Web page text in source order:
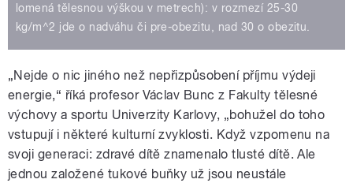
pause
lomená tělesnou výškou v metrech): v rozmezí 25-30
kg/m^2 jde o nadváhu či pre-obezitu, nad 30 o obezitu.
„Nejde o nic jiného než nepřizpůsobení příjmu výdeji
energie,“ říká profesor Václav Bunc z Fakulty tělesné
výchovy a sportu Univerzity Karlovy, „bohužel do toho
vstupují i některé kulturní zvyklosti. Když vzpomenu na
svoji generaci: zdravé dítě znamenalo tlusté dítě. Ale
jednou založené tukové buňky už jsou neustále